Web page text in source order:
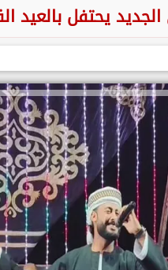
الجديد يحتفل بالعيد